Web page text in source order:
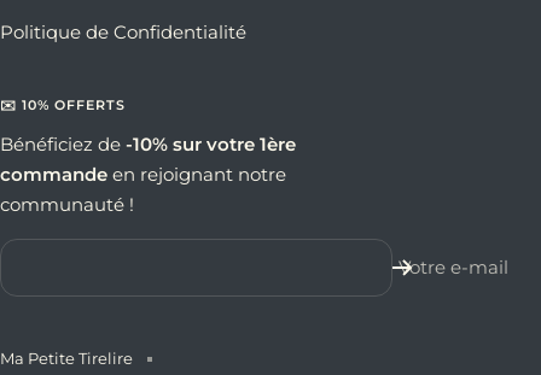
Politique de Confidentialité
✉️ 10% OFFERTS
Bénéficiez de -10% sur votre 1ère
commande en rejoignant notre
communauté !
Votre e-mail
Ma Petite Tirelire